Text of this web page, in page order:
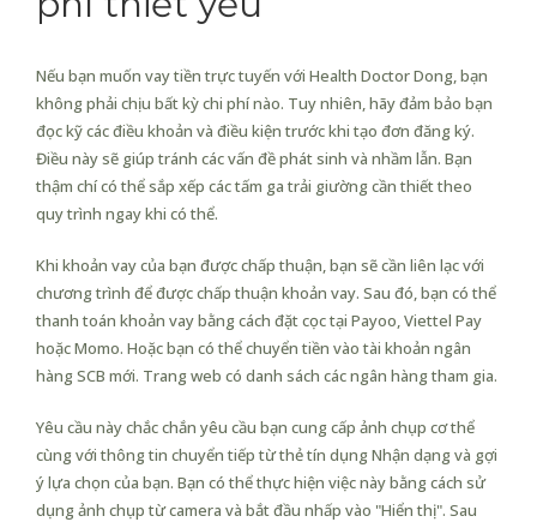
Nếu bạn muốn vay tiền trực tuyến với Health Doctor Dong, bạn
không phải chịu bất kỳ chi phí nào. Tuy nhiên, hãy đảm bảo bạn
đọc kỹ các điều khoản và điều kiện trước khi tạo đơn đăng ký.
Điều này sẽ giúp tránh các vấn đề phát sinh và nhầm lẫn. Bạn
thậm chí có thể sắp xếp các tấm ga trải giường cần thiết theo
quy trình ngay khi có thể.
Khi khoản vay của bạn được chấp thuận, bạn sẽ cần liên lạc với
chương trình để được chấp thuận khoản vay. Sau đó, bạn có thể
thanh toán khoản vay bằng cách đặt cọc tại Payoo, Viettel Pay
hoặc Momo. Hoặc bạn có thể chuyển tiền vào tài khoản ngân
hàng SCB mới. Trang web có danh sách các ngân hàng tham gia.
Yêu cầu này chắc chắn yêu cầu bạn cung cấp ảnh chụp cơ thể
cùng với thông tin chuyển tiếp từ thẻ tín dụng Nhận dạng và gợi
ý lựa chọn của bạn. Bạn có thể thực hiện việc này bằng cách sử
dụng ảnh chụp từ camera và bắt đầu nhấp vào "Hiển thị". Sau